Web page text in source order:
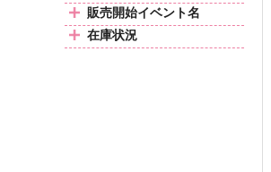
販売開始イベント名
在庫状況